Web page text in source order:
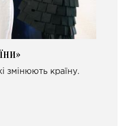
змінюють країну.